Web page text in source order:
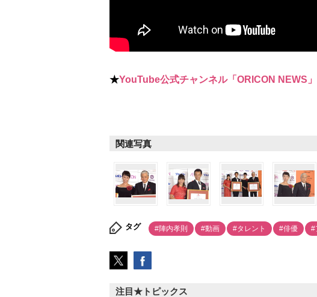
★YouTube公式チャンネル「ORICON NEWS」
関連写真
タグ #陣内孝則 #動画 #タレント #俳優 #
注目★トピックス